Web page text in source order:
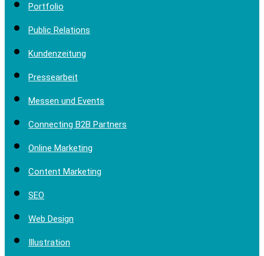
Portfolio
Public Relations
Kundenzeitung
Pressearbeit
Messen und Events
Connecting B2B Partners
Online Marketing
Content Marketing
SEO
Web Design
Illustration